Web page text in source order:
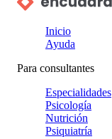
Inicio
Ayuda
Para consultantes
Especialidades
Psicología
Nutrición
Psiquiatría